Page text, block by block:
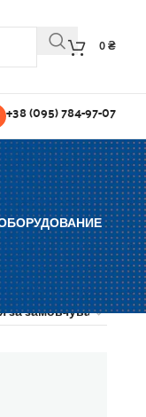
0₴
+38 (095) 784-97-07